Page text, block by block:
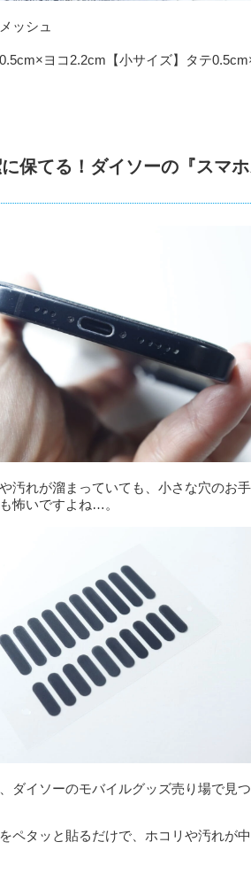
ッシュ
ヨコ2.2cm【小サイズ】タテ
保てる！ダイソーの『スマ
汚れが溜まっていても、小さな穴のお
怖いですよね…。
ダイソーのモバイルグッズ売り場で見
ペタッと貼るだけで、ホコリや汚れが